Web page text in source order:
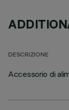
DESCRIZIONE
Accessorio di